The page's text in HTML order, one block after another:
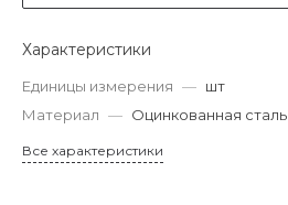
Характеристики
Единицы измерения — шт
Материал — Оцинкованная сталь
Все характеристики